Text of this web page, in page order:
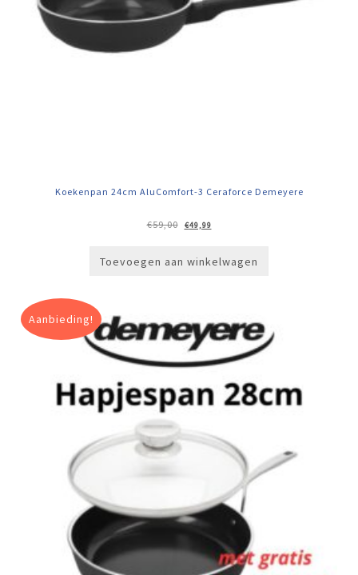
Koekenpan 24cm AluComfort-3 Ceraforce Demeyere
€59,00
Oorspronkelijke
prijs
€49,99Huidige
prijs
Toevoegen aan winkelwagen
Aanbieding!